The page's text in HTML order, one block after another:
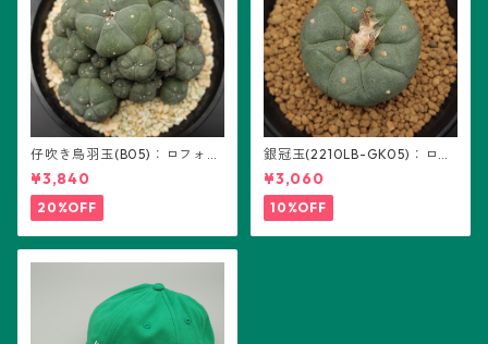
仔吹き烏羽玉(B05)：ロフォフ
ォラ属
¥3,840
20%OFF
銀冠玉(2210LB-GK05)：ロフ
ォフォラ属 ※実生
¥3,060
10%OFF